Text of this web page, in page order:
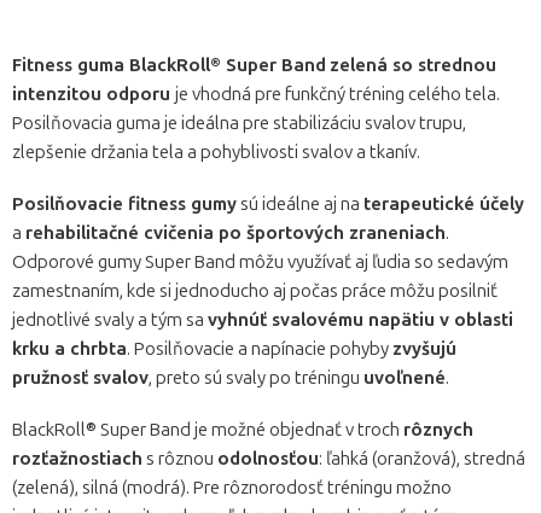
Fitness guma BlackRoll® Super Band zelená so strednou
intenzitou odporu je vhodná pre funkčný tréning celého tela.
Posilňovacia guma je ideálna pre stabilizáciu svalov trupu,
zlepšenie držania tela a pohyblivosti svalov a tkanív.
Posilňovacie fitness gumysú ideálne aj na terapeutické účely
a rehabilitačné cvičenia po športových zraneniach.
Odporové gumy Super Band môžu využívať aj ľudia so sedavým
zamestnaním, kde si jednoducho aj počas práce môžu posilniť
jednotlivé svaly a tým sa vyhnúť svalovému napätiu v oblasti
krku a chrbta. Posilňovacie a napínacie pohyby zvyšujú
pružnosť svalov, preto sú svaly po tréningu uvoľnené.
BlackRoll® Super Band je možné objednať v troch rôznych
rozťažnostiach s rôznou odolnosťou: ľahká (oranžová), stredná
(zelená), silná (modrá). Pre rôznorodosť tréningu možno